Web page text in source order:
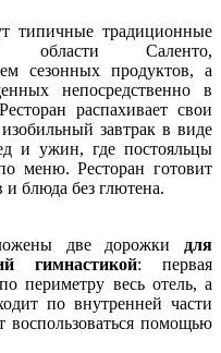
типичные традиционные
области Саленто,
сезонных продуктов, а
непосредственно в
распахивает свои
завтрак в виде
и ужин, где постояльцы
меню. Ресторан готовит
и блюда без глютена.
две дорожки для
гимнастикой: первая
периметру весь отель, а
по внутренней части
воспользоваться помощью